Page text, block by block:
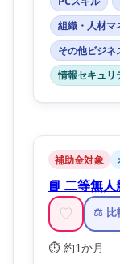
組織・人材マ
その他ビジネ
情報セキュリ
補助金対象
📘 二等無
♡ ⚖️ 比
⏱️ 約1か月